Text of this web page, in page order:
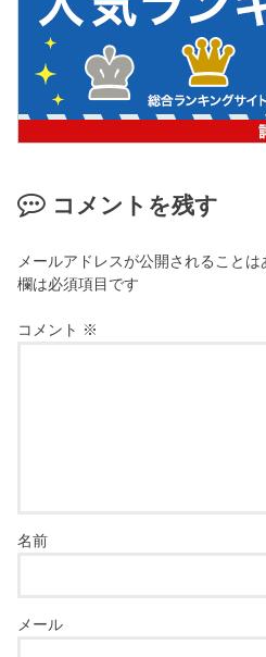
コメントを残す
メールアドレスが公開されることは
欄は必須項目です
コメント ※
名前
メール